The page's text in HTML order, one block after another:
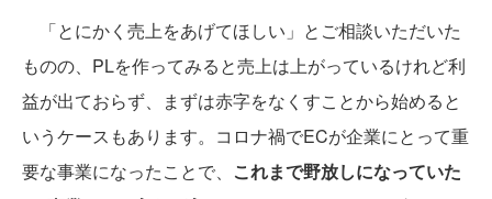
「とにかく売上をあげてほしい」とご相談いただいた
ものの、PLを作ってみると売上は上がっているけれど利
益が出ておらず、まずは赤字をなくすことから始めると
いうケースもあります。コロナ禍でECが企業にとって重
要な事業になったことで、 これまで野放しになっていた